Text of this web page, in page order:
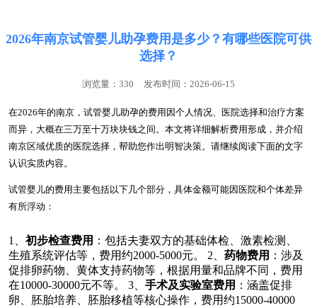
2026年南京试管婴儿助孕费用是多少？有哪些医院可供
选择？
浏览量：330 发布时间：2026-06-15
在2026年的南京，试管婴儿助孕的费用因个人情况、医院选择和治疗方案
而异，大概在三万至十万块块钱之间。本文将详细解析费用形成，并介绍
南京区域优质的医院选择，帮助您作出明智决策。请继续阅读下面的文字
认识实质内容。
试管婴儿的费用主要包括以下几个部分，具体金额可能因医院和个体差异
有所浮动：
1、初步检查费用 ：包括夫妻双方的基础体检、激素检测、
生殖系统评估等，费用约2000-5000元。 2、药物费用 ：涉及
促排卵药物、黄体支持药物等，根据用量和品牌不同，费用
在10000-30000元不等。 3、手术及实验室费用 ：涵盖促排
卵、胚胎培养、胚胎移植等核心操作，费用约15000-40000